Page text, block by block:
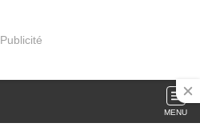
Publicité
MENU